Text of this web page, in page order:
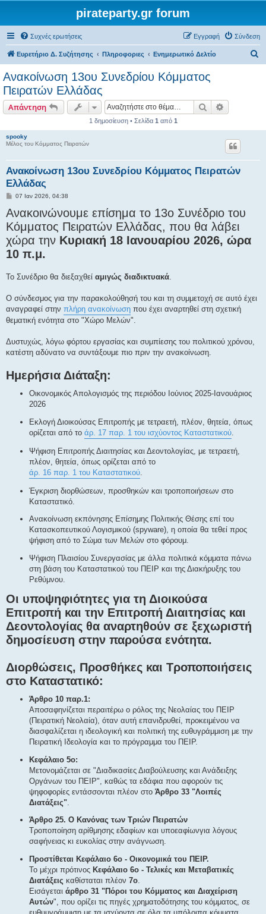
pirateparty.gr forum
Συχνές ερωτήσεις Σύνδεση
Εγγραφή
Ευρετήριο Δ. Συζήτησης Πληροφοριες Ενημερωτικό Δελτίο
Ανακοίνωση 13ου Συνεδρίου Κόμματος
Πειρατών Ελλάδας
Απάντηση Αναζήτηση
1 δημοσίευση • Σελίδα 1 από 1
spooky
Μέλος του Κόμματος Πειρατών
Ανακοίνωση 13ου Συνεδρίου Κόμματος Πειρατών
Ελλάδας
Δ
μ
ο
σ
ί
ε
υ
σ
η
07 Ιαν 2026, 04:38
Ανακοινώνουμε επίσημα το 13ο Συνέδριο του
Κόμματος Πειρατών Ελλάδας, που θα λάβει
χώρα την Κυριακή 18 Ιανουαρίου 2026, ώρα
10 π.μ.
Το Συνέδριο θα διεξαχθεί αμιγώς διαδικτυακά.
Ο σύνδεσμος για την παρακολούθησή του και τη συμμετοχή σε αυτό έχει
αναγραφεί στην πλήρη ανακοίνωση που έχει αναρτηθεί στη σχετική
θεματική ενότητα στο "Χώρο Μελών".
Δυστυχώς, λόγω φόρτου εργασίας και συμπίεσης του πολιτικού χρόνου,
κατέστη αδύνατο να συντάξουμε πιο πριν την ανακοίνωση.
Ημερήσια Διάταξη:
Οικονομικός Απολογισμός της περιόδου Ιούνιος 2025-Ιανουάριος
2026
Εκλογή Διοικούσας Επιτροπής με τετραετή, πλέον, θητεία, όπως
ορίζεται από το άρ. 17 παρ. 1 του ισχύοντος Καταστατικού.
Ψήφιση Επιτροπής Διαιτησίας και Δεοντολογίας, με τετραετή,
πλέον, θητεία, όπως ορίζεται από το
άρ. 16 παρ. 1 του Καταστατικού
Έγκριση διορθώσεων, προσθηκών και τροποποιήσεων στο
Καταστατικό.
Ανακοίνωση εκπόνησης Επίσημης Πολιτικής Θέσης επί του
Κατασκοπευτικού Λογισμικού (spyware), η οποία θα τεθεί προς
ψήφιση από το Σώμα των Μελών στο φόρουμ.
Ψήφιση Πλαισίου Συνεργασίας με άλλα πολιτικά κόμματα πάνω
στη βάση του Καταστατικού του ΠΕΙΡ και της Διακήρυξης του
Ρεθύμνου.
Οι υποψηφιότητες για τη Διοικούσα
Επιτροπή και την Επιτροπή Διαιτησίας και
Δεοντολογίας θα αναρτηθούν σε ξεχωριστή
δημοσίευση στην παρούσα ενότητα.
Διορθώσεις, Προσθήκες και Τροποποιήσεις
στο Καταστατικό:
Άρθρο 10 παρ.1:
Αποσαφηνίζεται περαιτέρω ο ρόλος της Νεολαίας του ΠΕΙΡ
(Πειρατική Νεολαία), όταν αυτή επανιδρυθεί, προκειμένου να
διασφαλίζεται η ιδεολογική και πολιτική της ευθυγράμμιση με την
Πειρατική Ιδεολογία και το πρόγραμμα του ΠΕΙΡ.
Κεφάλαιο 5ο:
Μετονομάζεται σε "Διαδικασίες Διαβούλευσης και Ανάδειξης
Οργάνων του ΠΕΙΡ", καθώς τα εδάφια που αφορούν τις
ψηφοφορίες εντάσσονται πλέον στο Άρθρο 33 "Λοιπές
Διατάξεις"
Άρθρο 25. Ο Κανόνας των Τριών Πειρατών
Τροποποίηση αρίθμησης εδαφίων και υποεαφίωνγια λόγους
σαφήνειας κι ευκολίας στην ανάγνωση.
Προστίθεται Κεφάλαιο 6ο - Οικονομικά του ΠΕΙΡ.
Το μέχρι πρότινος Κεφάλαιο 6ο - Τελικές και Μεταβατικές
Διατάξεις καθίσταται πλέον 7ο.
Εισάγεται άρθρο 31 "Πόροι του Κόμματος και Διαχείριση
Αυτών", που ορίζει τις πηγές χρηματοδότησης του κόμματος, σε